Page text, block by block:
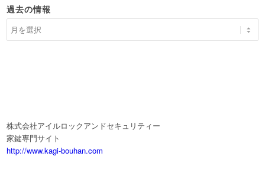
過去の情報
株式会社アイルロックアンドセキュリティー
家鍵専門サイト
http://www.kagi-bouhan.com